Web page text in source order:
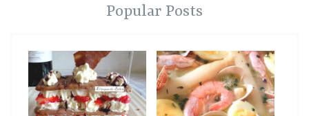
Popular Posts